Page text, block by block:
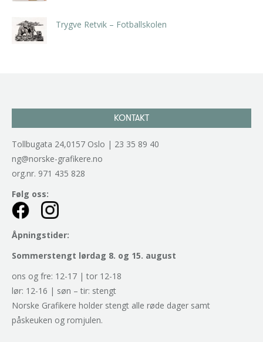
Trygve Retvik – Fotballskolen
KONTAKT
Tollbugata 24,0157 Oslo | 23 35 89 40
ng@norske-grafikere.no
org.nr. 971 435 828
Følg oss:
Åpningstider:
Sommerstengt lørdag 8. og 15. august
ons og fre: 12-17 | tor 12-18
lør: 12-16 | søn – tir: stengt
Norske Grafikere holder stengt alle røde dager samt
påskeuken og romjulen.